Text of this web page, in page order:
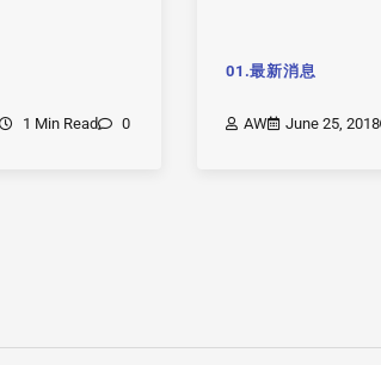
1 Min Read 0
01.最新消息
AW June 25, 2018